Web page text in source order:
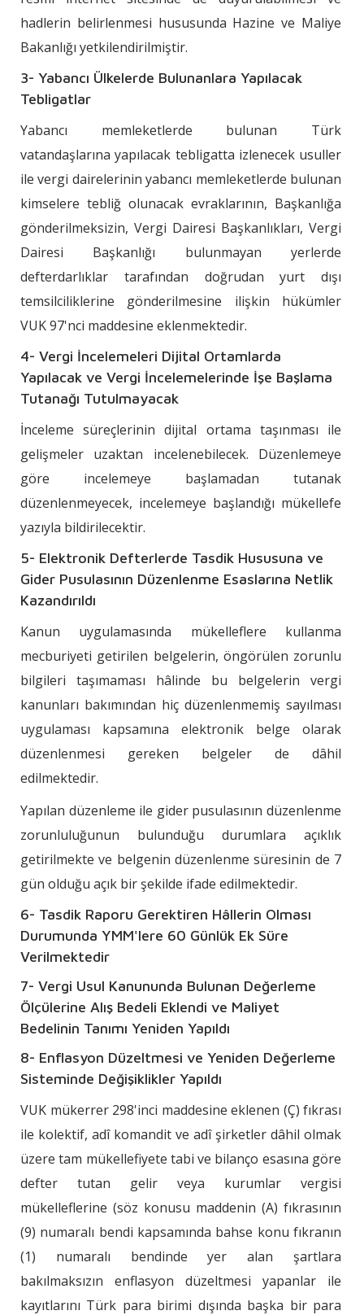
hadlerin belirlenmesi hususunda Hazine ve Maliye
Bakanlığı yetkilendirilmiştir.
3- Yabancı Ülkelerde Bulunanlara Yapılacak
Tebligatlar
Yabancı memleketlerde bulunan Türk
vatandaşlarına yapılacak tebligatta izlenecek usuller
ile vergi dairelerinin yabancı memleketlerde bulunan
kimselere tebliğ olunacak evraklarının, Başkanlığa
gönderilmeksizin, Vergi Dairesi Başkanlıkları, Vergi
Dairesi Başkanlığı bulunmayan yerlerde
defterdarlıklar tarafından doğrudan yurt dışı
temsilciliklerine gönderilmesine ilişkin hükümler
VUK 97'nci maddesine eklenmektedir.
4- Vergi İncelemeleri Dijital Ortamlarda
Yapılacak ve Vergi İncelemelerinde İşe Başlama
Tutanağı Tutulmayacak
İnceleme süreçlerinin dijital ortama taşınması ile
gelişmeler uzaktan incelenebilecek. Düzenlemeye
göre incelemeye başlamadan tutanak
düzenlenmeyecek, incelemeye başlandığı mükellefe
yazıyla bildirilecektir.
5- Elektronik Defterlerde Tasdik Hususuna ve
Gider Pusulasının Düzenlenme Esaslarına Netlik
Kazandırıldı
Kanun uygulamasında mükelleflere kullanma
mecburiyeti getirilen belgelerin, öngörülen zorunlu
bilgileri taşımaması hâlinde bu belgelerin vergi
kanunları bakımından hiç düzenlenmemiş sayılması
uygulaması kapsamına elektronik belge olarak
düzenlenmesi gereken belgeler de dâhil
edilmektedir.
Yapılan düzenleme ile gider pusulasının düzenlenme
zorunluluğunun bulunduğu durumlara açıklık
getirilmekte ve belgenin düzenlenme süresinin de 7
gün olduğu açık bir şekilde ifade edilmektedir.
6- Tasdik Raporu Gerektiren Hâllerin Olması
Durumunda YMM'lere 60 Günlük Ek Süre
Verilmektedir
7- Vergi Usul Kanununda Bulunan Değerleme
Ölçülerine Alış Bedeli Eklendi ve Maliyet
Bedelinin Tanımı Yeniden Yapıldı
8- Enflasyon Düzeltmesi ve Yeniden Değerleme
Sisteminde Değişiklikler Yapıldı
VUK mükerrer 298'inci maddesine eklenen (Ç) fıkrası
ile kolektif, adî komandit ve adî şirketler dâhil olmak
üzere tam mükellefiyete tabi ve bilanço esasına göre
defter tutan gelir veya kurumlar vergisi
mükelleflerine (söz konusu maddenin (A) fıkrasının
(9) numaralı bendi kapsamında bahse konu fıkranın
(1) numaralı bendinde yer alan şartlara
bakılmaksızın enflasyon düzeltmesi yapanlar ile
kayıtlarını Türk para birimi dışında başka bir para